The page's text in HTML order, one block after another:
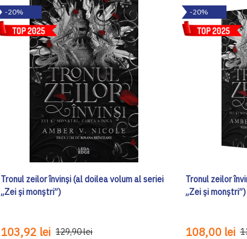
-20%
Tronul zeilor învinși (al doilea volum al seriei
„Zei și monștri”)
103,92 lei 129,90 lei
-20%
Tronul zeilor
„Zei și
108,00 lei